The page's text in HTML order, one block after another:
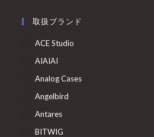
取扱ブランド
ACE Studio
AIAIAI
Analog Cases
Angelbird
Antares
BITWIG